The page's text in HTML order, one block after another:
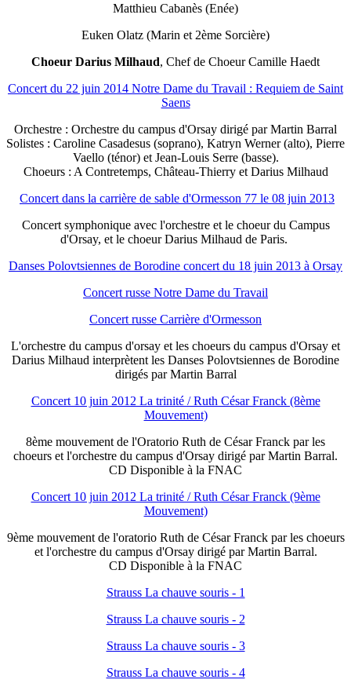
Matthieu Cabanès (Enée)
Euken Olatz (Marin et 2ème Sorcière)
Choeur Darius Milhaud, Chef de Choeur Camille Haedt
Concert du 22 juin 2014 Notre Dame du Travail : Requiem de Saint
Saens
Orchestre : Orchestre du campus d'Orsay dirigé par Martin Barral
Solistes : Caroline Casadesus (soprano), Katryn Werner (alto), Pierre
Vaello (ténor) et Jean-Louis Serre (basse).
Choeurs : A Contretemps, Château-Thierry et Darius Milhaud
Concert dans la carrière de sable d'Ormesson 77 le 08 juin 2013
Concert symphonique avec l'orchestre et le choeur du Campus
d'Orsay, et le choeur Darius Milhaud de Paris.
Danses Polovtsiennes de Borodine concert du 18 juin 2013 à Orsay
Concert russe Notre Dame du Travail
Concert russe Carrière d'Ormesson
L'orchestre du campus d'orsay et les choeurs du campus d'Orsay et
Darius Milhaud interprètent les Danses Polovtsiennes de Borodine
dirigés par Martin Barral
Concert 10 juin 2012 La trinité / Ruth César Franck (8ème
Mouvement)
8ème mouvement de l'Oratorio Ruth de César Franck par les
choeurs et l'orchestre du campus d'Orsay dirigé par Martin Barral.
CD Disponible à la FNAC
Concert 10 juin 2012 La trinité / Ruth César Franck (9ème
Mouvement)
9ème mouvement de l'oratorio Ruth de César Franck par les choeurs
et l'orchestre du campus d'Orsay dirigé par Martin Barral.
CD Disponible à la FNAC
Strauss La chauve souris - 1
Strauss La chauve souris - 2
Strauss La chauve souris - 3
Strauss La chauve souris - 4